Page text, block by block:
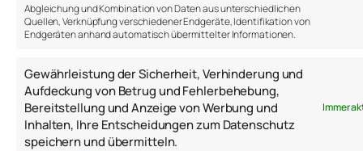
Abgleichung und Kombination von Daten aus unterschiedlichen
Quellen, Verknüpfung verschiedener Endgeräte, Identifikation von
Endgeräten anhand automatisch übermittelter Informationen.
Gewährleistung der Sicherheit, Verhinderung und
Aufdeckung von Betrug und Fehlerbehebung,
Bereitstellung und Anzeige von Werbung und
Inhalten, Ihre Entscheidungen zum Datenschutz
speichern und übermitteln.
Immer
https://open.spotify.com/episode/
30. Dezember 2024